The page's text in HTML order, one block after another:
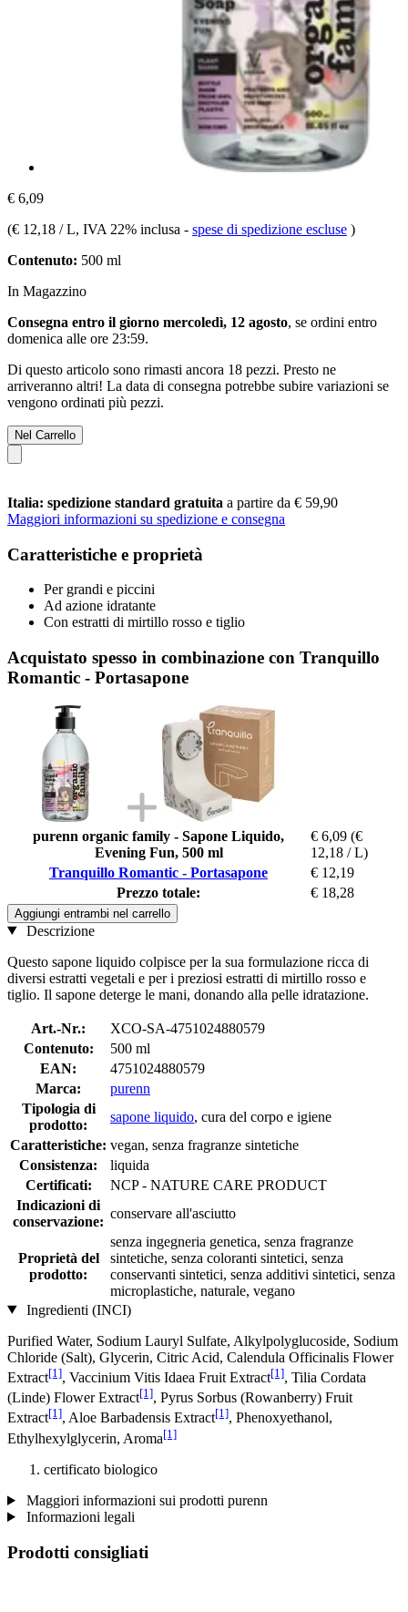
€ 6,09
(€ 12,18 / L, IVA 22% inclusa - spese di spedizione escluse )
Contenuto: 500 ml
In Magazzino
Consegna entro il giorno mercoledì, 12 agosto, se ordini entro
domenica alle ore 23:59.
Di questo articolo sono rimasti ancora 18 pezzi. Presto ne
arriveranno altri! La data di consegna potrebbe subire variazioni se
vengono ordinati più pezzi.
Nel Carrello
Italia: spedizione standard gratuita a partire da € 59,90
Maggiori informazioni su spedizione e consegna
Caratteristiche e proprietà
Per grandi e piccini
Ad azione idratante
Con estratti di mirtillo rosso e tiglio
Acquistato spesso in combinazione con Tranquillo
Romantic - Portasapone
purenn organic family - Sapone Liquido,
Evening Fun, 500 ml
€ 6,09 (€
12,18 / L)
Tranquillo Romantic - Portasapone
€ 12,19
Prezzo totale:
€ 18,28
Aggiungi entrambi nel carrello
Descrizione
Questo sapone liquido colpisce per la sua formulazione ricca di
diversi estratti vegetali e per i preziosi estratti di mirtillo rosso e
tiglio. Il sapone deterge le mani, donando alla pelle idratazione.
Art.-Nr.:
XCO-SA-4751024880579
Contenuto:
500 ml
EAN:
4751024880579
Marca:
purenn
Tipologia di
prodotto:
sapone liquido, cura del corpo e igiene
Caratteristiche: vegan, senza fragranze sintetiche
Consistenza:
liquida
Certificati:
NCP - NATURE CARE PRODUCT
Indicazioni di
conservazione:
conservare all'asciutto
Proprietà del
prodotto:
senza ingegneria genetica, senza fragranze
sintetiche, senza coloranti sintetici, senza
conservanti sintetici, senza additivi sintetici, senza
microplastiche, naturale, vegano
Ingredienti (INCI)
Purified Water, Sodium Lauryl Sulfate, Alkylpolyglucoside, Sodium
Chloride (Salt), Glycerin, Citric Acid, Calendula Officinalis Flower
Extract[1], Vaccinium Vitis Idaea Fruit Extract[1], Tilia Cordata
(Linde) Flower Extract[1], Pyrus Sorbus (Rowanberry) Fruit
Extract[1], Aloe Barbadensis Extract[1], Phenoxyethanol,
Ethylhexylglycerin, Aroma[1]
certificato biologico
Maggiori informazioni sui prodotti purenn
Informazioni legali
Prodotti consigliati